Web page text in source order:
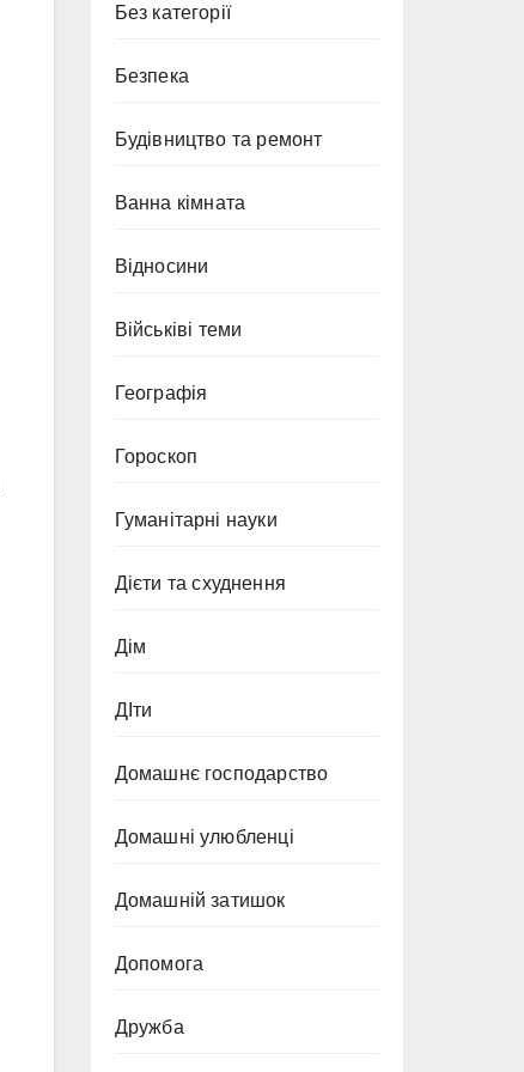
Без категорії
Безпека
Будівництво та ремонт
Ванна кімната
Відносини
Військіві теми
Географія
Гороскоп
Гуманітарні науки
Дієти та схуднення
Дім
ДІти
Домашнє господарство
Домашні улюбленці
Домашній затишок
Допомога
Дружба